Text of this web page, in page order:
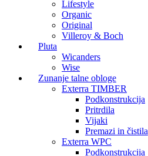
Lifestyle
Organic
Original
Villeroy & Boch
Pluta
Wicanders
Wise
Zunanje talne obloge
Exterra TIMBER
Podkonstrukcija
Pritrdila
Vijaki
Premazi in čistila
Exterra WPC
Podkonstrukcija